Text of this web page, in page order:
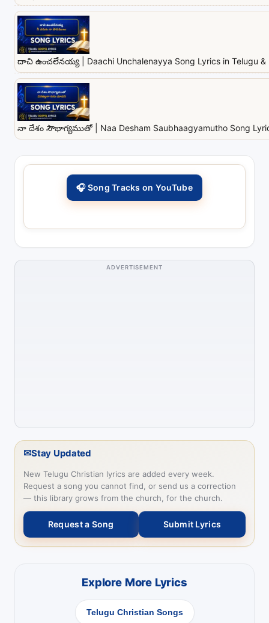
దాచి ఉంచలేనయ్య | Daachi Unchalenayya Song Lyrics in Telugu &
నా దేశం సౌభాగ్యముతో | Naa Desham Saubhaagyamutho Song
🎧 Song Tracks on YouTube
ADVERTISEMENT
✉Stay Updated
New Telugu Christian lyrics are added every week.
Request a song you cannot find, or send us a correction
— this library grows from the church, for the church.
Request a Song Submit Lyrics
Explore More Lyrics
Telugu Christian Songs